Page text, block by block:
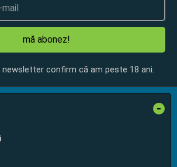
mă abonez!
newsletter confirm că am peste 18 ani.
-